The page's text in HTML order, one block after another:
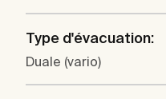
Type d'évacuation:
Duale (vario)